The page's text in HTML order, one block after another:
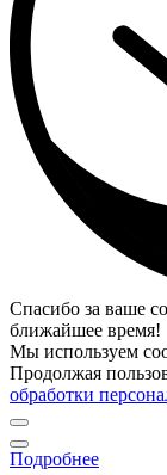
Спасибо за ваше
ближайшее время!
Мы используем
Продолжая
обработки
Подробнее